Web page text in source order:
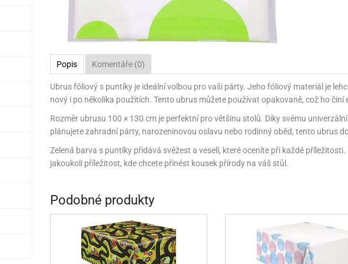
KOŘENÍ
MLÉČNÉ SUROVINY
MOUKA A DROŽDÍ
NÁPLNĚ A KRÉMY
OLEJE A TUKY
OŘECHY, MANDLE
PEKAŘSKÉ SUROVINY
POLEVY A GLAZÉ
PŘÍSADY A OCHUCOVADLA
OTOČNÉ STOJANY NA ZDOBENÍ (LAZY SUSAN)
SEPARACE A VÝZTUHY DORTŮ
SILIKONOVÉ FORMY NA BONBÓNY
PŘENÁŠENÍ DORTŮ A DEZERTŮ
TEKUTÉ BARVY
TŘPYTKY DO NÁPOJŮ
KOŘENÍ
MLÉČNÉ SUROVINY
MOUKA A DROŽDÍMANDLOVÁ MOUKA
NÁPLNĚ A KRÉMY
KRÉMY
NÁPLNĚ
MARMELÁDY, DŽEMY
OLEJE A TUKY
OŘECHY, MANDLEMANDLOVÁ MOUKA
PEKAŘSKÉ SUROVINY
POLEVY A GLAZÉZRCADLOVÉ POLEVY
TUKOVÉ POLEVY
PŘÍSADY A OCHUCOVADLAPOTRAVINÁŘSKÉ AROMA
VLAŽOVKY NA CHLEBA
CHLEBNÍKY A CHLEBOVKY
PEKÁČE A PLECHY
PODLOŽKY NA VYVALOVÁNÍ
RELIÉFNÍ PODLOŽKY
SILIKONOVÉ FORMY NA PEČENÍ
SILIKONOVÉ RUKAVICE A PODLOŽKY
SÍTA
VÁHY
NETRADIČNÍ VYKRAJOVÁTKA
VYKRAJOVÁTKA KLASICKÁ
ZAPÉKACÍ MÍSY
TÁCY,
Popis Komentáře (0)
Ubrus fóliový s puntíky je ideální volbou pro vaši párty. Jeho fóliový materiál je
nový i po několika použitích. Tento ubrus můžete používat opakovaně, což ho
Rozměr ubrusu 100 × 130 cm je perfektní pro většinu stolů. Díky svému
plánujete zahradní párty, narozeninovou oslavu nebo rodinný oběd, tento ubrus
Zelená barva s puntíky přidává svěžest a veselí, které oceníte při každé
jakoukoli příležitost, kde chcete přinést kousek přírody na váš stůl.
Podobné produkty